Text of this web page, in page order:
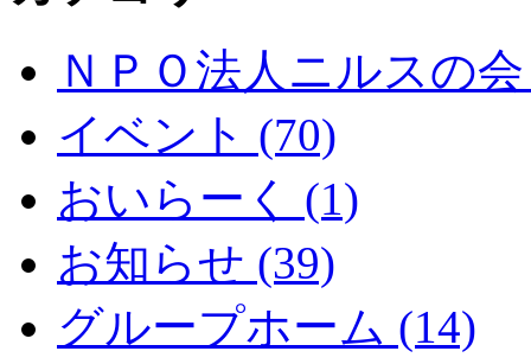
ＮＰＯ法人ニルスの
イベント (70)
おいらーく (1)
お知らせ (39)
グループホーム (14)